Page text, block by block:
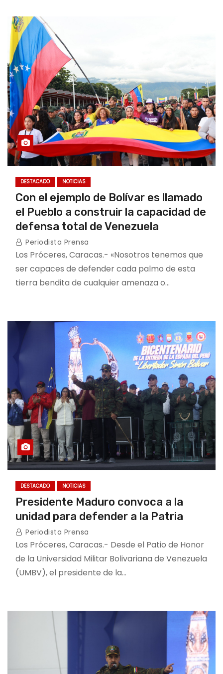
DESTACADO NOTICIAS
Con el ejemplo de Bolívar es llamado
el Pueblo a construir la capacidad de
defensa total de Venezuela
Periodista Prensa
Los Próceres, Caracas.- «Nosotros tenemos que
ser capaces de defender cada palmo de esta
tierra bendita de cualquier amenaza o…
DESTACADO NOTICIAS
Presidente Maduro convoca a la
unidad para defender a la Patria
Periodista Prensa
Los Próceres, Caracas.- Desde el Patio de Honor
de la Universidad Militar Bolivariana de Venezuela
(UMBV), el presidente de la…